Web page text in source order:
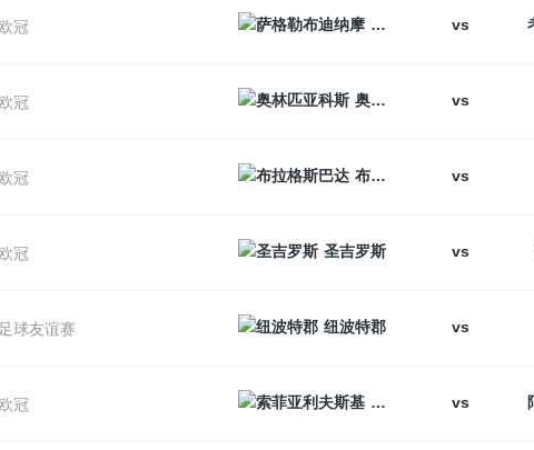
欧冠 萨格勒布迪纳摩
vs
欧冠 奥林匹亚科斯 vs
欧冠 布拉格斯巴达 vs
欧冠 圣吉罗斯 vs
足球友谊赛 纽波特郡 vs
欧冠 索菲亚利夫斯基
vs